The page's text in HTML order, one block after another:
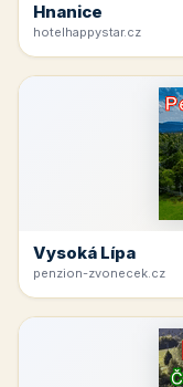
Hnanice
hotelhappystar.cz
Vysoká Lípa
penzion-zvonecek.cz